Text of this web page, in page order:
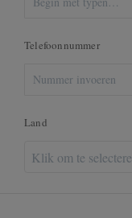
Telefoonnummer
Land
Klik om te